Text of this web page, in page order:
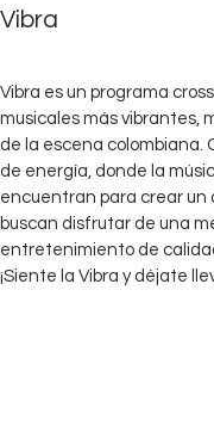
Vibra
Vibra es un programa
musicales más vibrantes,
de la escena colombiana.
de energía, donde la
encuentran para crear un
buscan disfrutar de una
entretenimiento de
¡Siente la Vibra y déjate